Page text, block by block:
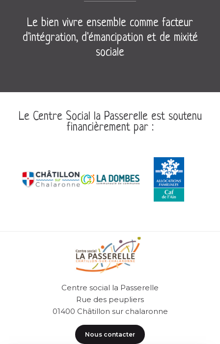
Le bien vivre ensemble comme facteur
d'intégration, d'émancipation et de mixité
sociale
Le Centre Social la Passerelle est soutenu
financièrement par :
Centre social la Passerelle
Rue des peupliers
01400 Châtillon sur chalaronne
Nous contacter